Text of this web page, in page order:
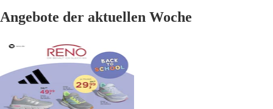
Angebote der aktuellen Woche